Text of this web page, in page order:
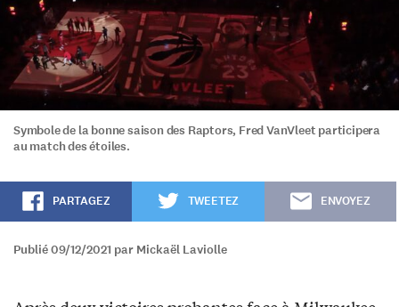
Symbole de la bonne saison des Raptors, Fred VanVleet participera
au match des étoiles.
PARTAGEZ TWEETEZ ENVOYEZ
Publié 09/12/2021 par Mickaël Laviolle